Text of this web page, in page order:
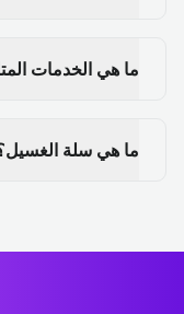
ما هي الخدمات
ما هي سلة